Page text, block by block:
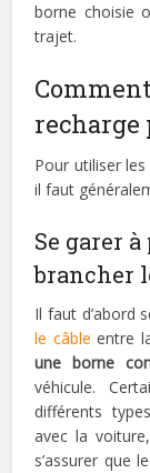
borne choisie
trajet.
recharge
Pour utiliser
il faut
Se garer
brancher
Il faut d’abord
le câble entre
une borne
véhicule.
différents
avec la
s’assurer que le